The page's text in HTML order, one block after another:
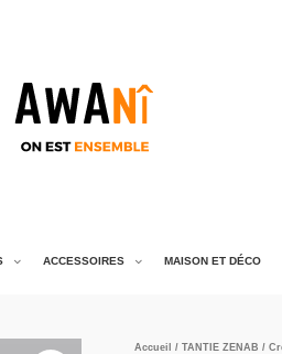
ACCESSOIRES MAISON ET DÉCO
Accueil / TANTIE ZENAB /